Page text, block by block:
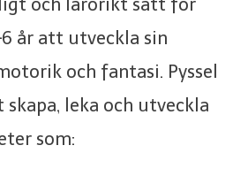
och lärorikt sätt för
år att utveckla sin
och fantasi. Pyssel
leka och utveckla
som: